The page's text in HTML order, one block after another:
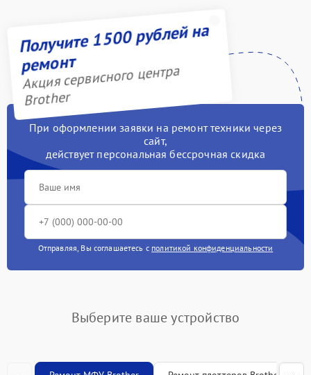
1000 рублей
Чистка блока проявки 1700 рублей
Получите 1500 рублей на
ремонт
Акция сервисного центра
Brother
При оформлении заявки на ремонт техники через
сайт,
действует персональная бессрочная скидка
Отправляя, Вы соглашаетесь с политикой конфиденциальности
Выберите ваше устройство